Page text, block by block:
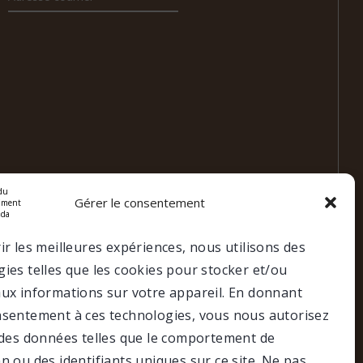
Gérer le consentement
les meilleures expériences, nous utilisons des
telles que les cookies pour stocker et/ou
informations sur votre appareil. En donnant
à ces technologies, vous nous autorisez
données telles que le comportement de
Faire un don Portail membre